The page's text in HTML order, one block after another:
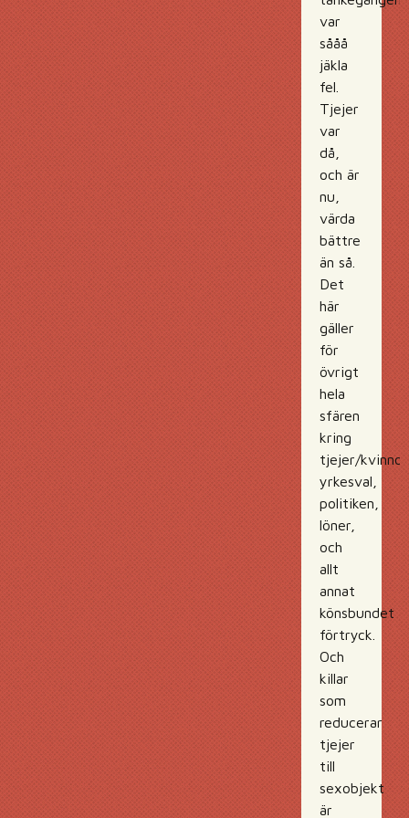
var
sååå
jäkla
fel.
Tjejer
var
då,
och är
nu,
värda
bättre
än så.
Det
här
gäller
för
övrigt
hela
sfären
kring
tjejer/
yrkesval,
politiken,
löner,
och
allt
annat
könsbundet
förtryck.
Och
killar
som
reducerar
tjejer
till
sexobjekt
är